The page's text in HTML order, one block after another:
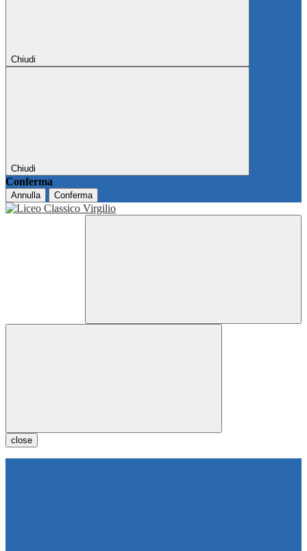
Chiudi
Chiudi
Conferma
Annulla Conferma
close